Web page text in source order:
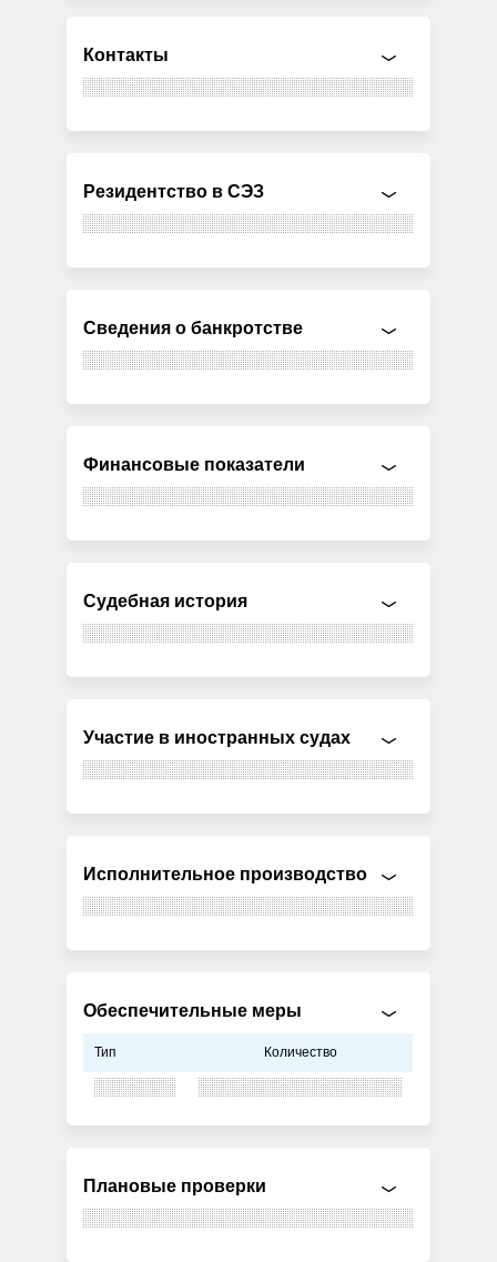
Контакты
Резидентство в СЭЗ
Сведения о банкротстве
Финансовые показатели
Судебная история
Участие в иностранных судах
Исполнительное производство
Обеспечительные меры
Тип Количество
Плановые проверки